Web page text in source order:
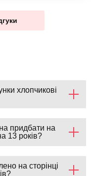
хлопчикові
придбати на
13 років?
на сторінці